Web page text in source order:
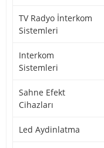
TV Radyo İnterkom
Sistemleri
Interkom
Sistemleri
Sahne Efekt
Cihazları
Led Aydinlatma